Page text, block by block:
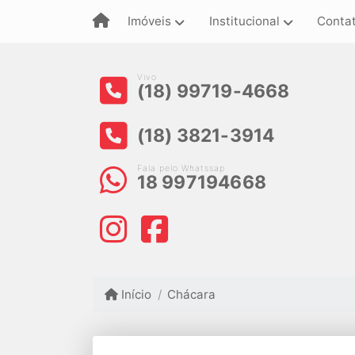
Imóveis Institucional
Vivo
(18) 99719-4668
(18) 3821-3914
Fala pelo Whatssap
18 997194668
Início Chácara